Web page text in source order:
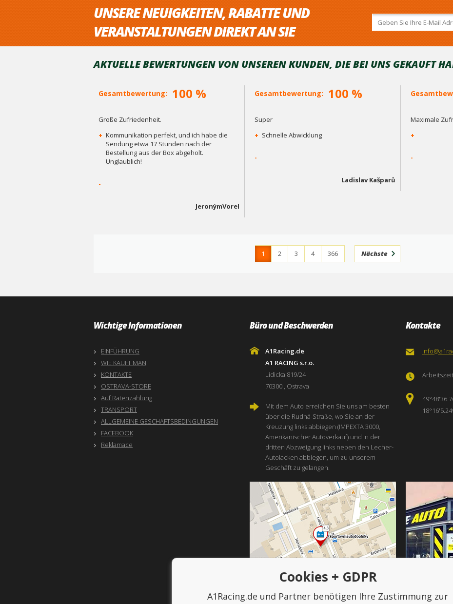
UNSERE NEUIGKEITEN, RABATTE UND
VERANSTALTUNGEN DIREKT AN SIE
AKTUELLE BEWERTUNGEN VON UNSEREN KUNDEN, DIE BEI ​​UNS GEKAUFT
Gesamtbewertung: 100 %
Große Zufriedenheit.
+ Kommunikation perfekt, und ich habe die
Sendung etwa 17 Stunden nach der
Bestellung aus der Box abgeholt.
Unglaublich!
-
JeronýmVorel
Gesamtbewertung: 100 %
Super
+ Schnelle Abwicklung
-
Ladislav Kašparů
Maximale
+
-
1 2 3 4 366 Nächste
Wichtige Informationen
EINFÜHRUNG
WIE KAUFT MAN
KONTAKTE
OSTRAVA-STORE
Auf Ratenzahlung
TRANSPORT
ALLGEMEINE GESCHÄFTSBEDINGUNGEN
FACEBOOK
Reklamace
Büro und Beschwerden
A1Racing.de
A1 RACING s.r.o.
Lidicka 819/24
70300 , Ostrava
Mit dem Auto erreichen Sie uns am besten
über die Rudná-Straße, wo Sie an der
Kreuzung links abbiegen (IMPEXTA 3000,
Amerikanischer Autoverkauf) und in der
dritten Abzweigung links neben den Lecher-
Autolacken abbiegen, um zu unserem
Geschäft zu gelangen.
Kontakte
Cookies + GDPR
A1Racing.de und Partner benötigen Ihre Zustimmung zur